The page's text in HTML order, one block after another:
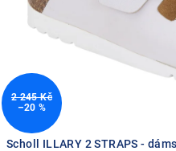
Scholl ILLARY 2 STRAPS -
2 245 Kč
–20 %